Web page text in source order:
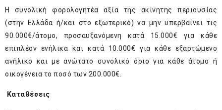
Η συνολική φορολογητέα αξία της ακίνητης περιουσίας
(στην Ελλάδα ή/και στο εξωτερικό) να μην υπερβαίνει τις
90.000€/άτομο, προσαυξανόμενη κατά 15.000€ για κάθε
επιπλέον ενήλικα και κατά 10.000€ για κάθε εξαρτώμενο
ανήλικο και με ανώτατο συνολικό όριο για κάθε άτομο ή
οικογένεια το ποσό των 200.000€.
Καταθέσεις